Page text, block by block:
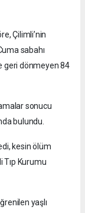
Çilimli’nin
sabahı
geri dönmeyen 84
sonucu
bulundu.
kesin ölüm
Tıp Kurumu
yaşlı